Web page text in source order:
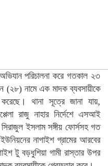
অভিযান পরিচালনা করে গতকাল ২৩
(২৮) নামে এক মাদক ব্যবসায়ীকে
থানা সূত্রে জানা যায়,
রাজু নাহার নির্দেশে এসআই
ইসলাম সঙ্গীয় ফোর্সসহ গত
নাগাইশ গ্রামের আরবের
টু বড়ধুশিয়া গামী রাস্তার উপর